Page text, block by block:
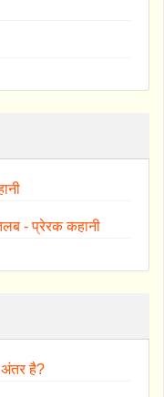
- प्रेरक कहानी
अंतर है?